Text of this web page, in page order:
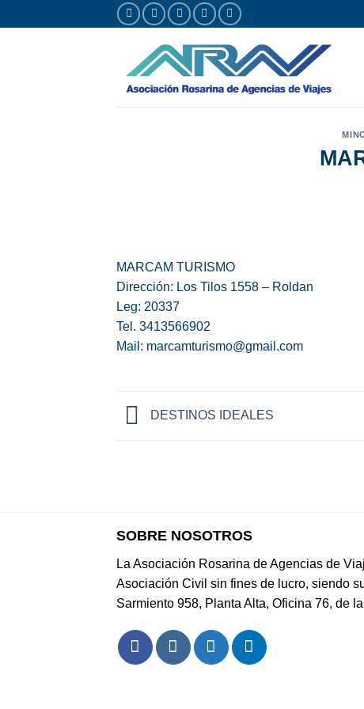
al
MARCAM TURISMO
Dirección: Los Tilos 1558 – Roldan
Leg: 20337
Tel. 3413566902
Mail: marcamturismo@gmail.com
DESTINOS IDEALES
SOBRE NOSOTROS
La Asociación Rosarina de Agencias de
Asociación Civil sin fines de lucro, siendo
Sarmiento 958, Planta Alta, Oficina 76, de